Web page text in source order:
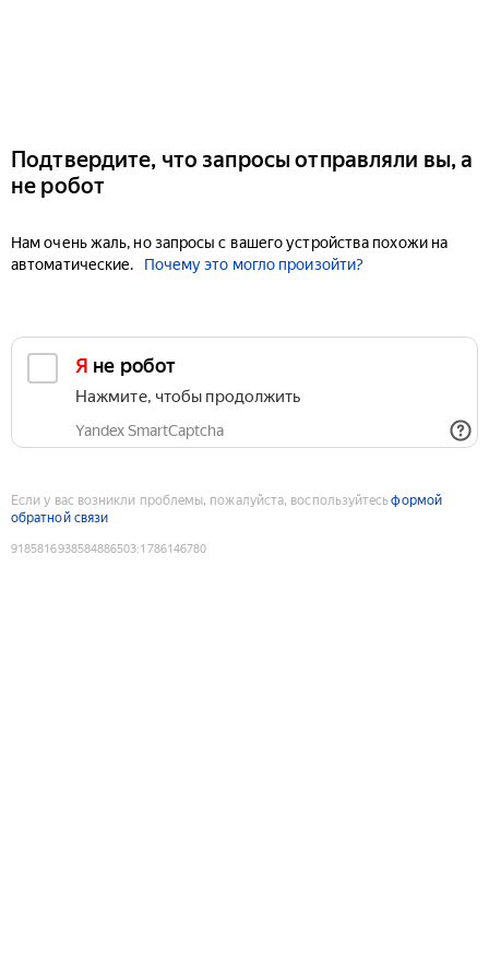
Подтвердите, что запросы отправляли вы, а
не робот
Нам очень жаль, но запросы с вашего устройства похожи на
автоматические.
Почему это могло произойти?
Я не робот
Нажмите, чтобы продолжить
Yandex SmartCaptcha
Если у вас возникли проблемы, пожалуйста, воспользуйтесьформой
обратной связи
9185816938584886503:1786146780